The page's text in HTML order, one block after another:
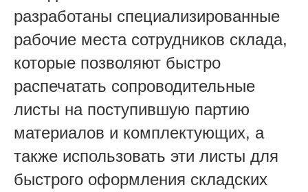
разработаны специализированные
рабочие места сотрудников склада,
которые позволяют быстро
распечатать сопроводительные
листы на поступившую партию
материалов и комплектующих, а
также использовать эти листы для
быстрого оформления складских